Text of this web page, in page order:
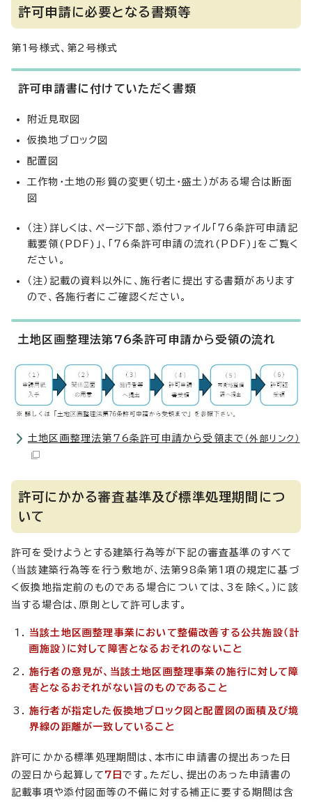
許可申請に必要となる書類等
第1号様式、第2号様式
許可申請書に付けていただく書類
附近見取図
仮換地ブロック図
配置図
工作物・土地の形質の変更（切土・盛土）がある場合は断面
図
（注）詳しくは、ページ下部、添付ファイル「76条許可申請記
載要領(PDF)」、「76条許可申請の流れ(PDF)」をご覧く
ださい。
（注）記載の資料以外に、施行者に提出する書類があります
ので、各施行者にご確認ください。
土地区画整理法第76条許可申請から受領の流れ
土地区画整理法第76条許可申請から受領まで （外部リンク）
許可にかかる審査基準及び標準処理期間につ
いて
許可を受けようとする建築行為等が下記の審査基準のすべて
（当該建築行為等を行う敷地が、法第98条第1項の規定に基づ
く仮換地指定前のものである場合については、3を除く。）に該
当する場合は、原則として許可します。
当該土地区画整理事業において整備改善する公共施設（計
画施設）に対して障害となるおそれのないこと
施行者の意見が、当該土地区画整理事業の施行に対して障
害となるおそれがない旨のものであること
施行者が指定した仮換地ブロック図と配置図の面積及び境
界線の距離が一致していること
許可にかかる標準処理期間は、本市に申請書の提出あった日
の翌日から起算して 7日です。ただし、提出のあった申請書の
記載事項や添付図面等の不備に対する補正に要する期間は含